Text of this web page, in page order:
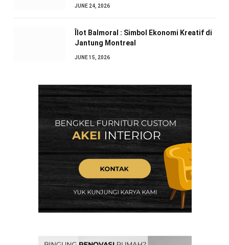
JUNE 24, 2026
Îlot Balmoral : Simbol Ekonomi Kreatif di
Jantung Montreal
JUNE 15, 2026